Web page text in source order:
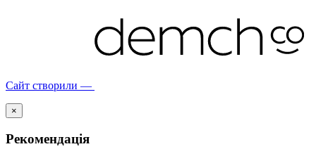
Сайт створили —
×
Рекомендація